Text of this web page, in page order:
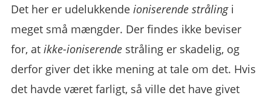
Det her er udelukkendeioniserende strålingi
meget små mængder. Der findes ikke beviser
for, atikke-ioniserende stråling er skadelig, og
derfor giver det ikke mening at tale om det. Hvis
det havde været farligt, så ville det have givet